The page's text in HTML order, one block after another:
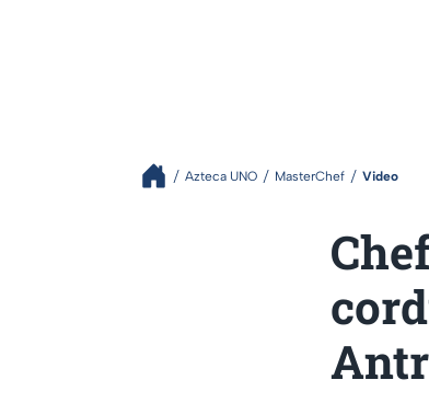
Azteca UNO MasterChef Video